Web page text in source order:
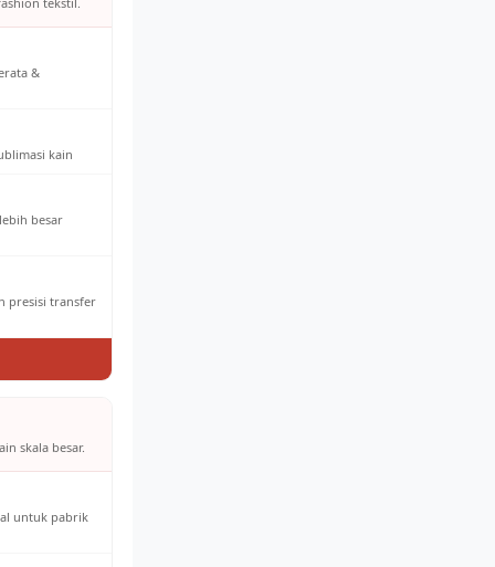
&
kain
besar
presisi transfer
skala besar.
untuk pabrik